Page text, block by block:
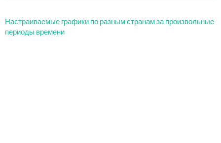
Настраиваемые графики по разным странам за произвольные
периоды времени